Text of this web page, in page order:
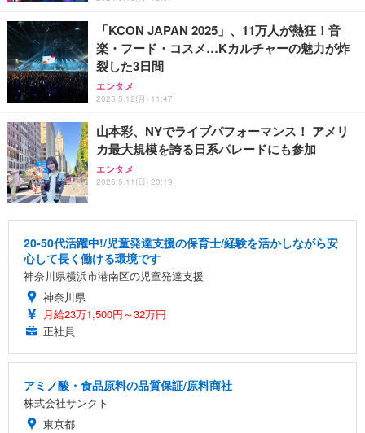
「KCON JAPAN 2025」、11万人が熱狂！音
楽・フード・コスメ…Kカルチャーの魅力が炸
裂した3日間
エンタメ
2025.5.12(月) 11:47
山本彩、NYでライブパフォーマンス！ アメリ
カ最大規模を誇る日系パレードにも参加
エンタメ
2025.5.11(日) 20:19
20-50代活躍中!/児童発達支援の保育士/経験を活かしながら安
心して長く働ける環境です
神奈川県横浜市港南区の児童発達支援
神奈川県
月給23万1,500円～32万円
正社員
アミノ酸・食品原料の品質保証/原料商社
株式会社サンクト
東京都